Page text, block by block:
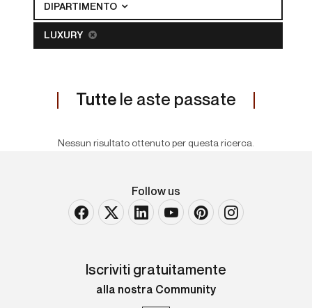
DIPARTIMENTO
LUXURY
Tutte le aste passate
Nessun risultato ottenuto per questa ricerca.
Follow us
Iscriviti gratuitamente
alla nostra Community